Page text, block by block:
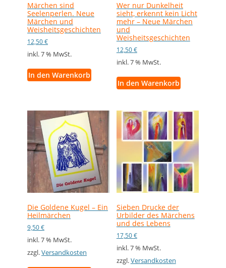
Märchen sind
Seelenperlen. Neue
Märchen und
Weisheitsgeschichten
12,50€
inkl. 7 % MwSt.
In den Warenkorb
Wer nur Dunkelheit
sieht, erkennt kein Licht
mehr – Neue Märchen
und
Weisheitsgeschichten
12,50€
inkl. 7 % MwSt.
In den Warenkorb
Die Goldene Kugel – Ein
Heilmärchen
9,50€
inkl. 7 % MwSt.
zzgl.Versandkosten
Sieben Drucke der
Urbilder des Märchens
und des Lebens
17,50€
inkl. 7 % MwSt.
zzgl.Versandkosten